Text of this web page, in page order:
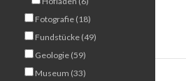
Fotografie (18)
Fundstücke (49)
Geologie (59)
Museum (33)